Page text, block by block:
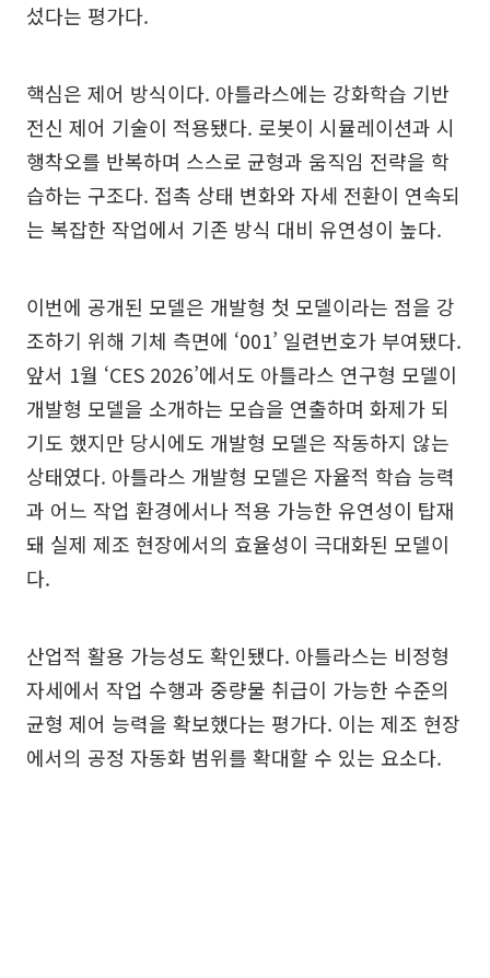
섰다는 평가다.
핵심은 제어 방식이다. 아틀라스에는 강화학습 기반
전신 제어 기술이 적용됐다. 로봇이 시뮬레이션과 시
행착오를 반복하며 스스로 균형과 움직임 전략을 학
습하는 구조다. 접촉 상태 변화와 자세 전환이 연속되
는 복잡한 작업에서 기존 방식 대비 유연성이 높다.
이번에 공개된 모델은 개발형 첫 모델이라는 점을 강
조하기 위해 기체 측면에 ‘001’ 일련번호가 부여됐다.
앞서 1월 ‘CES 2026’에서도 아틀라스 연구형 모델이
개발형 모델을 소개하는 모습을 연출하며 화제가 되
기도 했지만 당시에도 개발형 모델은 작동하지 않는
상태였다. 아틀라스 개발형 모델은 자율적 학습 능력
과 어느 작업 환경에서나 적용 가능한 유연성이 탑재
돼 실제 제조 현장에서의 효율성이 극대화된 모델이
다.
산업적 활용 가능성도 확인됐다. 아틀라스는 비정형
자세에서 작업 수행과 중량물 취급이 가능한 수준의
균형 제어 능력을 확보했다는 평가다. 이는 제조 현장
에서의 공정 자동화 범위를 확대할 수 있는 요소다.